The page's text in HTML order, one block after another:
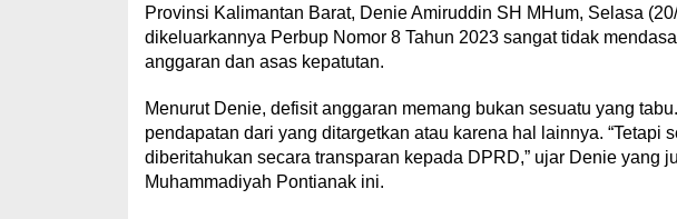
Provinsi Kalimantan Barat, Denie Amiruddin SH MHum, Selasa
dikeluarkannya Perbup Nomor 8 Tahun 2023 sangat tidak
anggaran dan asas kepatutan.
Menurut Denie, defisit anggaran memang bukan sesuatu yang
pendapatan dari yang ditargetkan atau karena hal lainnya. “Tetapi
diberitahukan secara transparan kepada DPRD,” ujar Denie yang
Muhammadiyah Pontianak ini.